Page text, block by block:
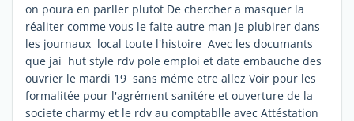
on poura en parller plutot De chercher a masquer la
réaliter comme vous le faite autre man je plubirer dans
les journaux local toute l'histoire Avec les documants
que jai hut style rdv pole emploi et date embauche des
ouvrier le mardi 19 sans méme etre allez Voir pour les
formalitée pour l'agrément sanitére et ouverture de la
societe charmy et le rdv au comptablle avec Attéstation